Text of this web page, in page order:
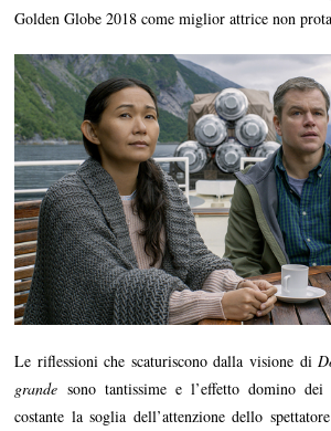
Golden Globe 2018 come miglior attrice non
Le riflessioni che scaturiscono dalla visione di
grande sono tantissime e l’effetto domino dei
costante la soglia dell’attenzione dello